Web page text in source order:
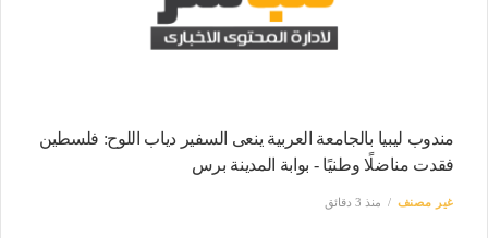
مندوب ليبيا بالجامعة العربية ينعى السفير دياب اللوح: فلسطين
فقدت مناضلًا وطنيًا - بوابة المدينة برس
غير مصنف منذ 3 دقائق